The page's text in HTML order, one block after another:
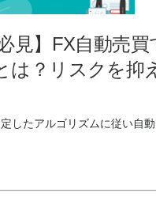
見】FX自動売
は？リスクを抑
したアルゴリズムに従い自